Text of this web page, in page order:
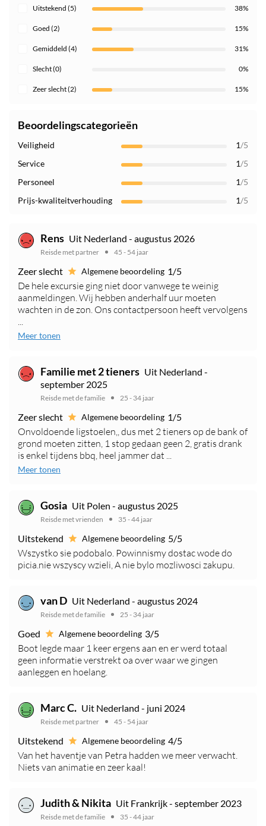
Uitstekend (5) 38%
Goed (2) 15%
Gemiddeld (4) 31%
Slecht (0) 0%
Zeer slecht (2) 15%
Beoordelingscategorieën
Veiligheid 1/5
Service
1/5
Personeel
1/5
Prijs-kwaliteitverhouding
1/5
Rens Uit Nederland - augustus 2026
Reisde met partner 45 - 54 jaar
Zeer slecht Algemene beoordeling 1/5
De hele excursie ging niet door vanwege te weinig
aanmeldingen. Wij hebben anderhalf uur moeten
wachten in de zon. Ons contactpersoon heeft vervolgens
...
Meer tonen
Familie met 2 tieners Uit Nederland -
september 2025
Reisde met de familie 25 - 34 jaar
Zeer slecht Algemene beoordeling 1/5
Onvoldoende ligstoelen,, dus met 2 tieners op de bank of
grond moeten zitten, 1 stop gedaan geen 2, gratis drank
is enkel tijdens bbq, heel jammer dat ...
Meer tonen
Gosia Uit Polen - augustus 2025
Reisde met vrienden 35 - 44 jaar
Uitstekend Algemene beoordeling 5/5
Wszystko sie podobalo. Powinnismy dostac wode do
picia.nie wszyscy wzieli, A nie bylo mozliwosci zakupu.
van D Uit Nederland - augustus 2024
Reisde met de familie 25 - 34 jaar
Goed Algemene beoordeling 3/5
Boot legde maar 1 keer ergens aan en er werd totaal
geen informatie verstrekt oa over waar we gingen
aanleggen en hoelang.
Marc C. Uit Nederland - juni 2024
Reisde met partner 45 - 54 jaar
Uitstekend Algemene beoordeling 4/5
Van het haventje van Petra hadden we meer verwacht.
Niets van animatie en zeer kaal!
Judith & Nikita Uit Frankrijk - september 2023
Reisde met de familie 35 - 44 jaar